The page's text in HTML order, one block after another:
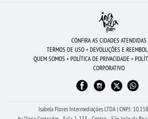
VIOLETA
FLORICULTURA BRASÍLIA
ROSAS VERMELHAS BUQUÊ DE 12 ROSAS
ARRANJO DE FLORES
MAIS BUSCADOS LÍRIO
BUQUÊ DE ROSAS VERMELHAS FLORES
CONFIRA AS CIDADES ATENDIDAS
TERMOS DE USO • DEVOLUÇÕES E
QUEM SOMOS • POLÍTICA DE PRIVACIDADE •
CORPORATIVO
Isabela Flores Intermediações LTDA | CNPJ: